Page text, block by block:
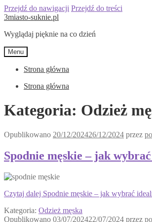
Przejdź do nawigacji Przejdź do treści
3miasto-suknie.pl
Wyglądaj pięknie na co dzień
Menu
Strona główna
Strona główna
Kategoria: Odzież
Opublikowano 20/12/202426/12/2024 przez
Spodnie męskie – jak
Czytaj dalej Spodnie męskie – jak wybrać
Kategoria: Odzież męska
Opublikowano 03/07/202422/07/2024 przez